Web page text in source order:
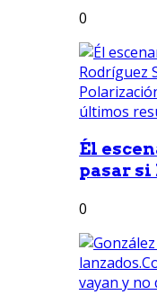
0
Él
pasar si
0